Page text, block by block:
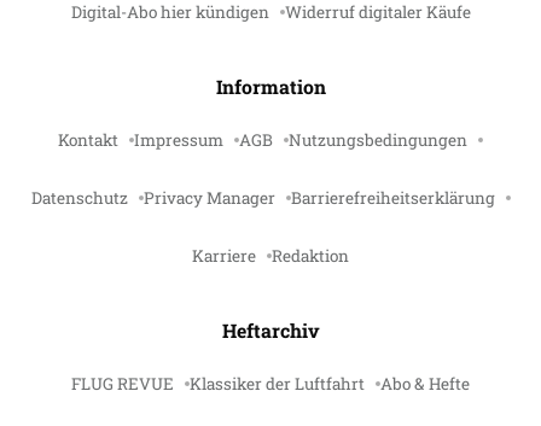
Digital-Abo hier kündigen Widerruf digitaler Käufe
Information
Kontakt Impressum AGB Nutzungsbedingungen
Datenschutz Privacy Manager Barrierefreiheitserklärung
Karriere Redaktion
Heftarchiv
FLUG REVUE Klassiker der Luftfahrt Abo & Hefte